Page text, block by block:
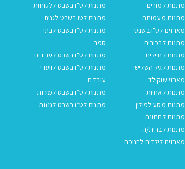
מתנות למורים
מתנות מעמותה
מארזים לט"ו בשבט
מתנות לבכירים
מתנות לחיילים
מתנות לגיל השלישי
מארזי שוקולד
מתנות לאחיות
מתנות מסע לפולין
מתנות לחתונה
מתנות לברית/ה
מארזים לילדים לחנוכה
מתנות לט"ו בשבט ללקוחות
מתנות לטו בשבט לגנים
מתנות לט"ו בשבט לבתי
ספר
מתנות לט"ו בשבט לעובדים
מתנות לט"ו בשבט לוועדי
עובדים
מתנות לט״ו בשבט למורות
מתנות לט״ו בשבט לגננות